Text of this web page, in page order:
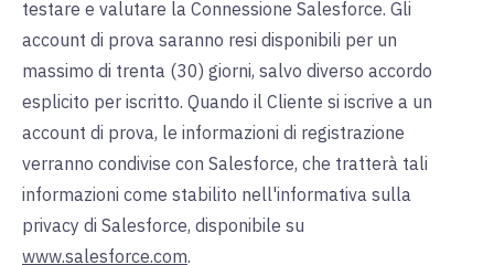
testare e valutare la Connessione Salesforce. Gli
account di prova saranno resi disponibili per un
massimo di trenta (30) giorni, salvo diverso accordo
esplicito per iscritto. Quando il Cliente si iscrive a un
account di prova, le informazioni di registrazione
verranno condivise con Salesforce, che tratterà tali
informazioni come stabilito nell'informativa sulla
privacy di Salesforce, disponibile su
www.salesforce.com.